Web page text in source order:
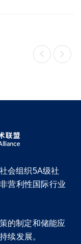
 
会组织5A级社
营利性国际行业
的制定和储能应
续发展。